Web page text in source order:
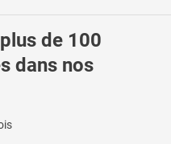
de 100
dans nos